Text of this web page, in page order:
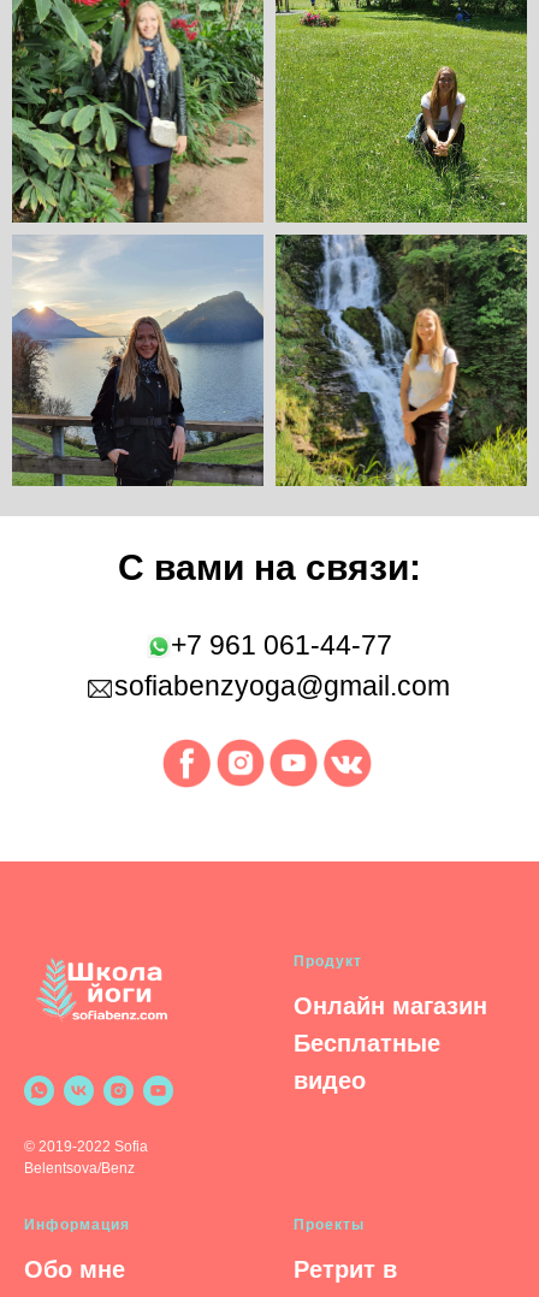
С вами на связи:
+7 961 061-44-77
sofiabenzyoga@gmail.com
© 2019-2022 Sofia
Belentsova/Benz
Продукт
Онлайн магазин
Бесплатные
видео
Информация
Обо мне
Проекты
Ретрит в